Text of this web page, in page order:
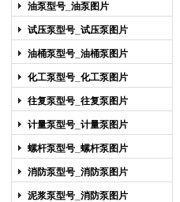
油泵型号_油泵图片
试压泵型号_试压泵图片
油桶泵型号_油桶泵图片
化工泵型号_化工泵图片
往复泵型号_往复泵图片
计量泵型号_计量泵图片
螺杆泵型号_螺杆泵图片
消防泵型号_消防泵图片
泥浆泵型号_消防泵图片